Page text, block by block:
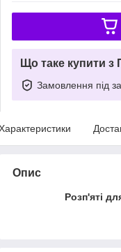
Що таке купити з
Замовлення під
Опис
Розп'яті